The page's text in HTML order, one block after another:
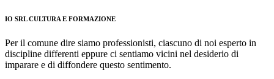
IO SRL CULTURA E FORMAZIONE
Per il comune dire siamo professionisti, ciascuno di noi esperto in
discipline differenti eppure ci sentiamo vicini nel desiderio di
imparare e di diffondere questo sentimento.